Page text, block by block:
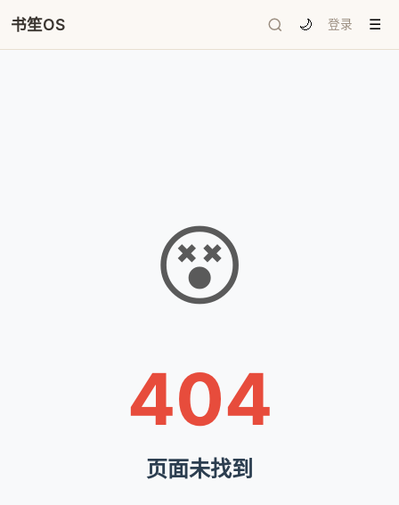
书笙OS 🌙 登录 ☰
😵
404
页面未找到